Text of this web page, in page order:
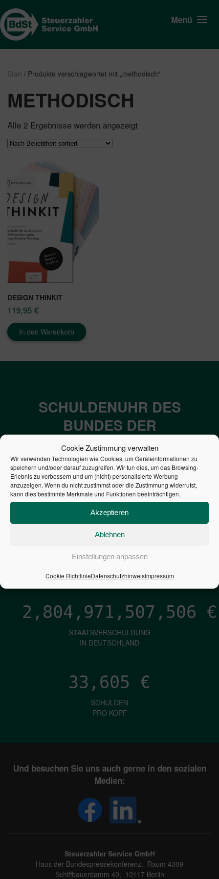
Cookie Zustimmung verwalten
Wir verwenden Technologien wie Cookies, um Geräteinformationen zu
speichern und/oder darauf zuzugreifen. Wir tun dies, um das Browsing-
Erlebnis zu verbessern und um (nicht) personalisierte Werbung
anzuzeigen. Wenn du nicht zustimmst oder die Zustimmung widerrufst,
kann dies bestimmte Merkmale und Funktionen beeinträchtigen.
Akzeptieren
Ablehnen
Einstellungen anpassen
Cookie RichtlinieDatenschutzhinweisImpressum
Menü
Start / Produkte verschlagwortet mit „methodisch“
METHODISCH
Alle 2 Ergebnisse werden angezeigt
DESIGN THINKIT
119,95 €
In den Warenkorb
SCHULDENUHR DES
BUNDES DER
STEUERZAHLER
7,052€
NEUVERSCHULDUNG
PRO SEKUNDE
1,601
ZINSEN
PRO SEKUNDE
2,804,971,508,775 €
STAATSVERSCHULDUNG
IN DEUTSCHLAND
33,605 €
SCHULDEN
PRO KOPF
Und besuchen Sie uns auch gerne in den sozialen
Medien:
Steuerzahler Service GmbH
Haus der Bundespressekonferenz, Raum 4309
Schiffbauerdamm 40, 10117 Berlin